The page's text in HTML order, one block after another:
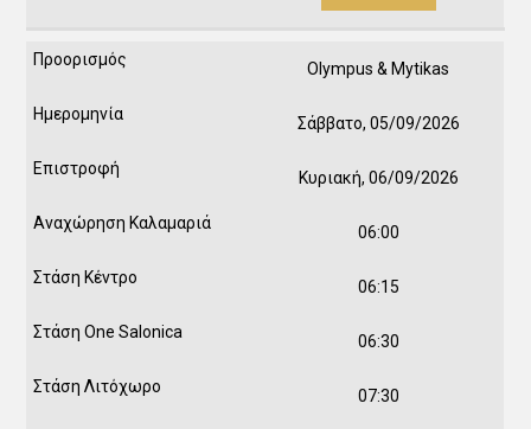
Olympus & Mytikas
Σάββατο, 05/09/2026
Κυριακή, 06/09/2026
06:00
06:15
06:30
07:30